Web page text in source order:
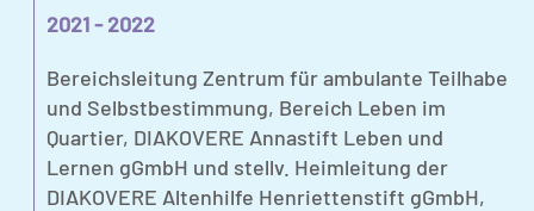
2021 - 2022
Bereichsleitung Zentrum für ambulante Teilhabe
und Selbstbestimmung, Bereich Leben im
Quartier, DIAKOVERE Annastift Leben und
Lernen gGmbH und stellv. Heimleitung der
DIAKOVERE Altenhilfe Henriettenstift gGmbH,